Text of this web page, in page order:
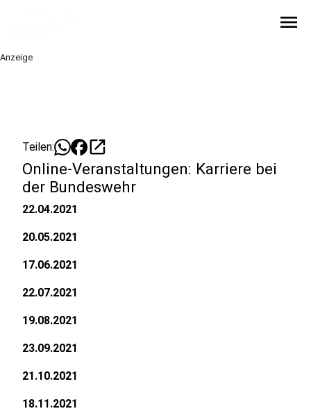
menu
Anzeige
Teilen: open_in_new
Online-Veranstaltungen: Karriere bei
der Bundeswehr
22.04.2021
20.05.2021
17.06.2021
22.07.2021
19.08.2021
23.09.2021
21.10.2021
18.11.2021